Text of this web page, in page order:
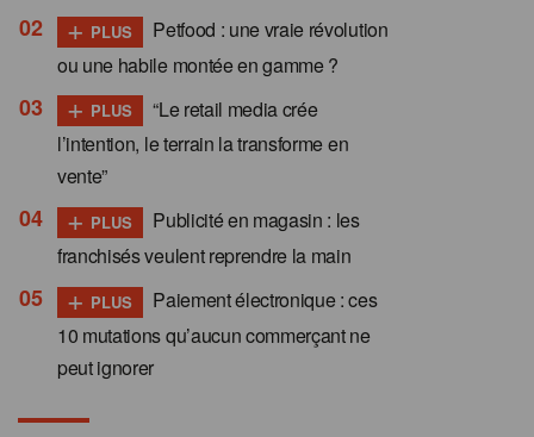
+ PLUS
Petfood : une vraie révolution
ou une habile montée en gamme ?
+ PLUS
“Le retail media crée
l’intention, le terrain la transforme en
vente”
+ PLUS
Publicité en magasin : les
franchisés veulent reprendre la main
+ PLUS
Paiement électronique : ces
10 mutations qu’aucun commerçant ne
peut ignorer